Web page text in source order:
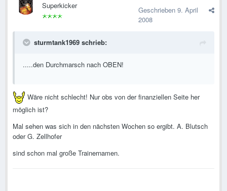
Superkicker Geschrieben 9. April
2008
sturmtank1969 schrieb:
.....den Durchmarsch nach OBEN!
Wäre nicht schlecht! Nur obs von der finanziellen Seite her
möglich ist?
Mal sehen was sich in den nächsten Wochen so ergibt. A. Blutsch
oder G. Zellhofer
sind schon mal große Trainernamen.